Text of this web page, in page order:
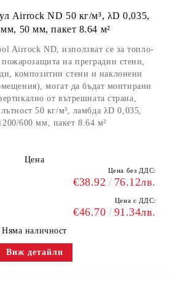
Airrock ND 50 кг/м³, λD 0,035,
50 мм, пакет 8.64 м²
Airrock ND, използват се за топло-
на преградни стени,
композитни стени и наклонени
могат да бъдат монтирани
от вътрешната страна,
50 кг/м³, ламбда λD 0,035,
600 мм, пакет 8.64 м²
Цена
Цена без ДДС:
€38.92 76.12лв.
Цена с ДДС:
€46.70 91.34лв.
Няма наличност
Виж детайли